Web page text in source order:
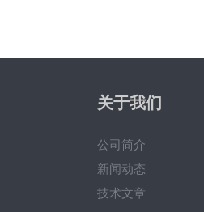
关于我们
公司简介
新闻动态
技术文章